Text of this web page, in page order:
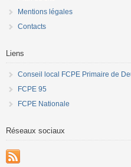
Mentions légales
Contacts
Liens
Conseil local FCPE Primaire de
FCPE 95
FCPE Nationale
Réseaux sociaux